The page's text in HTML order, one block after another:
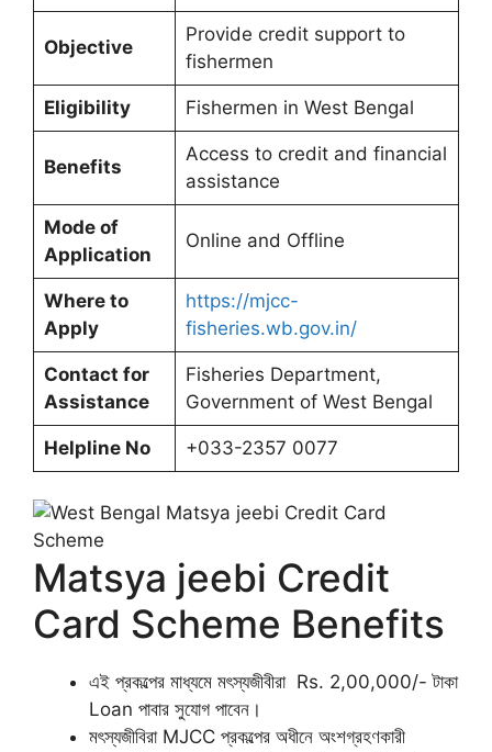
Objective
Provide credit support to
fishermen
Eligibility Fishermen in West Bengal
Benefits
Access to credit and financial
assistance
Mode of
Application
Online and Offline
Where to
Apply
https://mjcc-
fisheries.wb.gov.in/
Contact for
Assistance
Fisheries Department,
Government of West Bengal
Helpline No +033-2357 0077
Matsya jeebi Credit
Card Scheme Benefits
এই প্রকল্পের মাধ্যমে মৎস্যজীবীরা Rs. 2,00,000/- টাকা
Loan পাবার সুযোগ পাবেন।
মৎস্যজীবিরা MJCC প্রকল্পের অধীনে অংশগ্রহণকারী